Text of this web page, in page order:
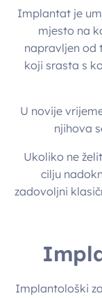
Implantat je
mjesto na
napravljen
koji srasta s
U novije
njihova
Ukoliko ne
cilju
zadovoljni
Implantološki